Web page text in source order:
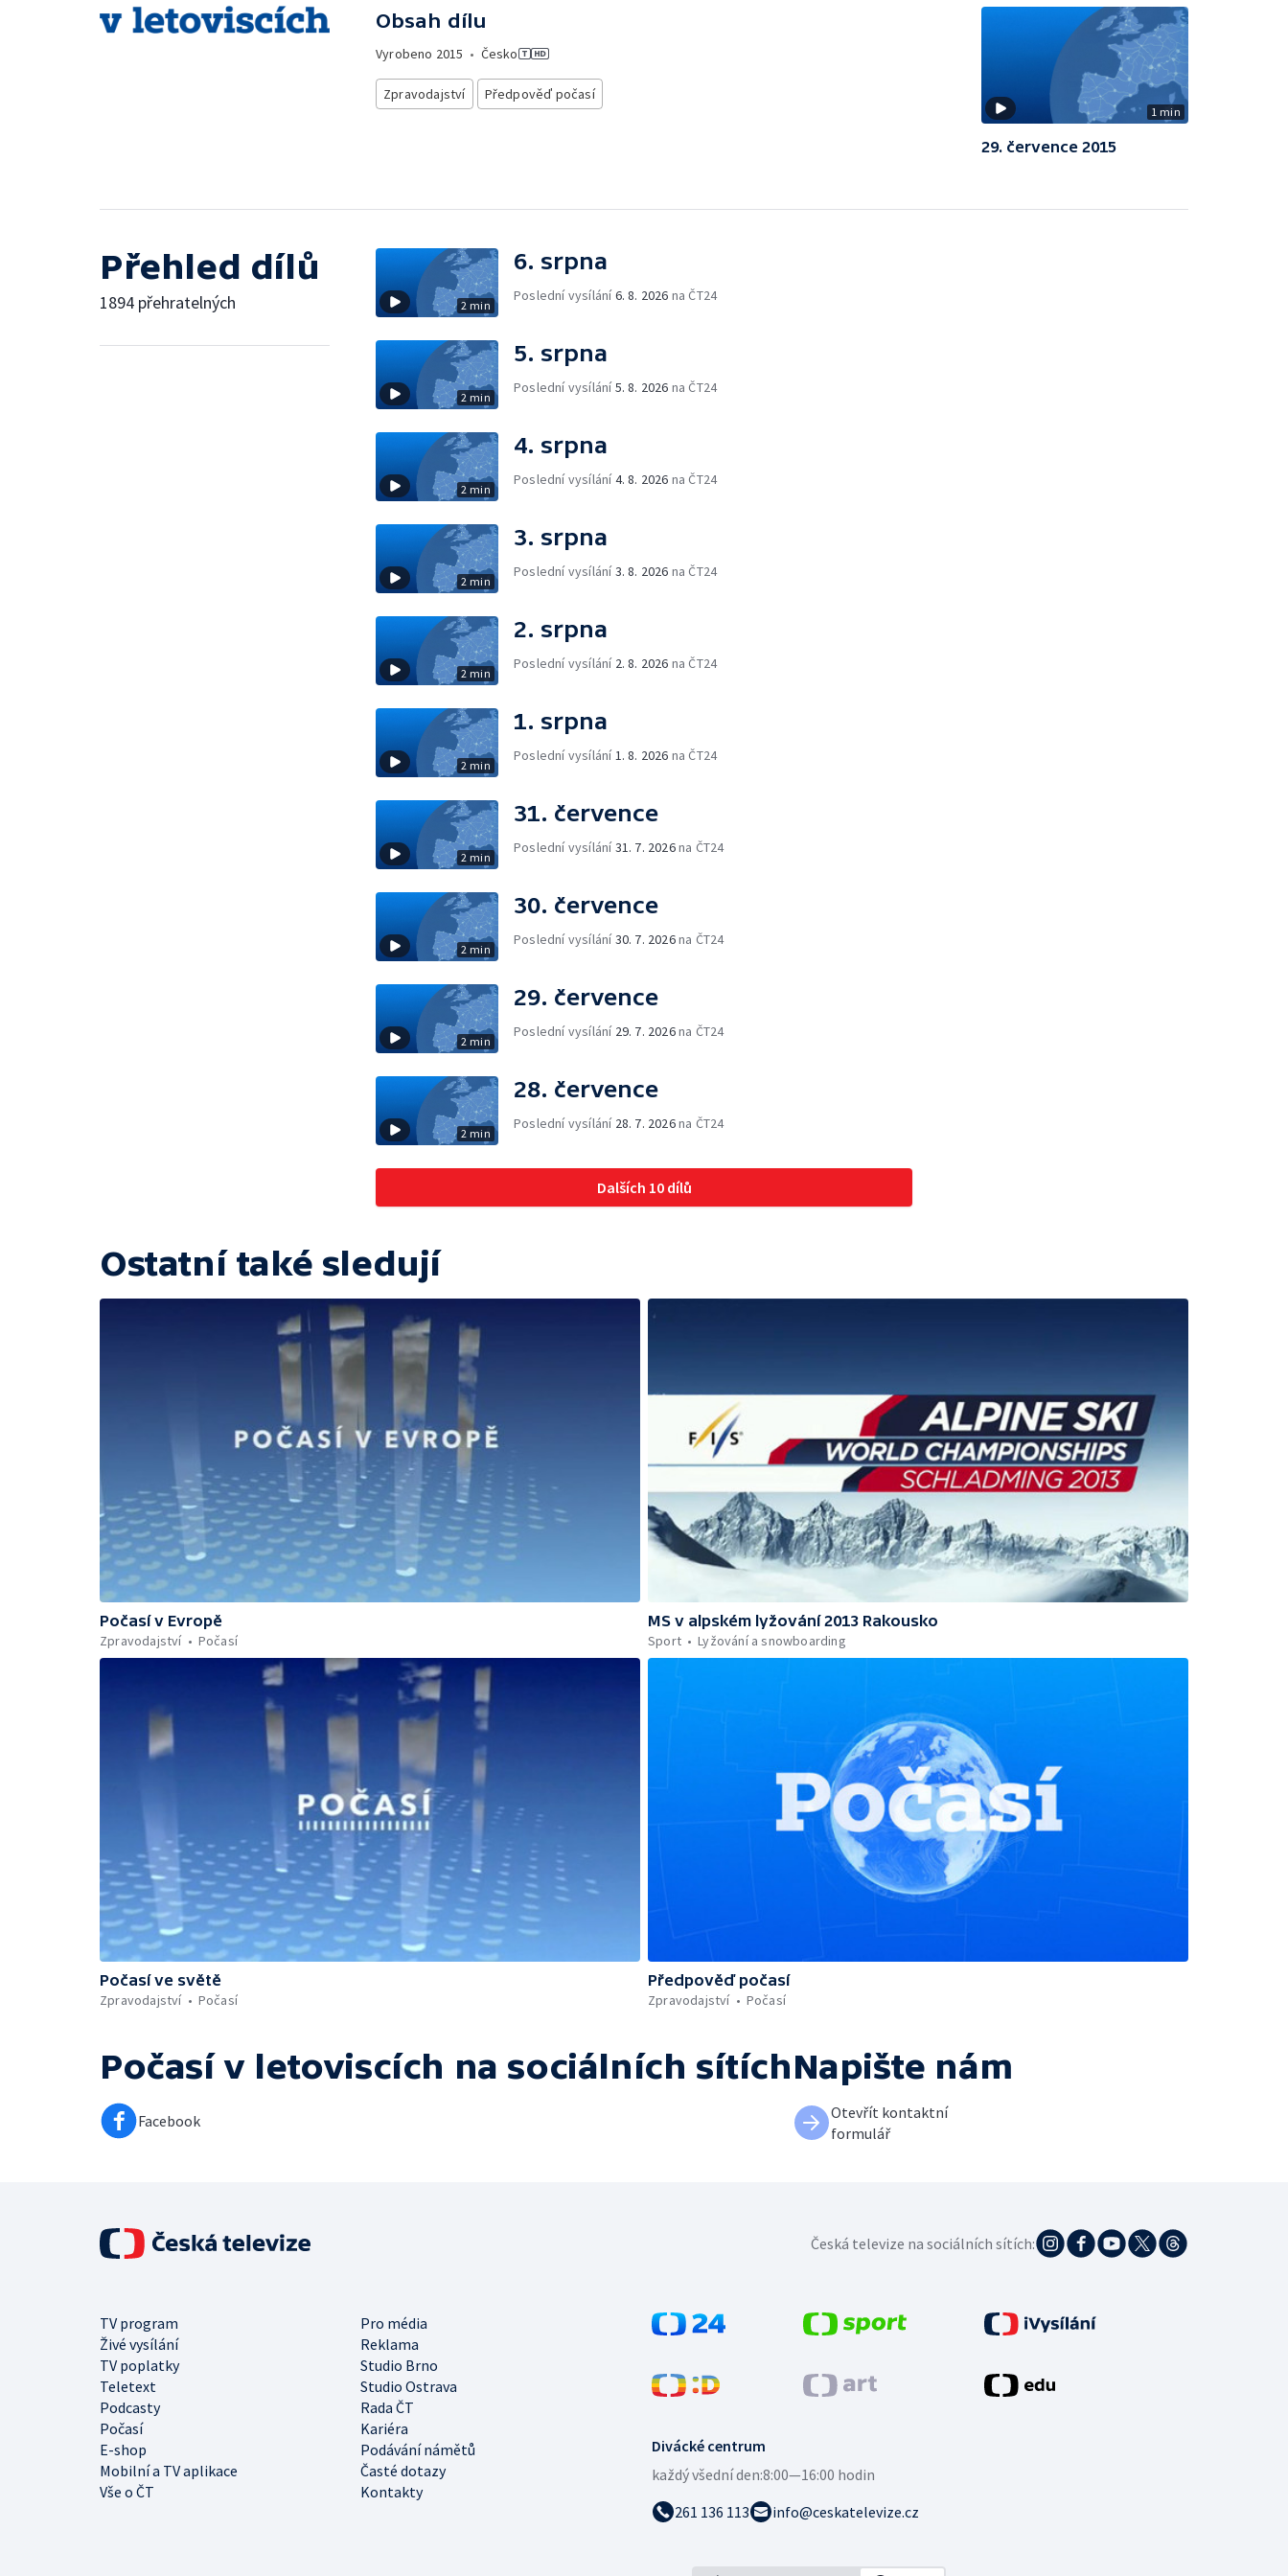
Obsah dílu
Vyrobeno 2015 • Česko
Zpravodajství Předpověď počasí
1 min
29. července 2015
Přehled dílů
1894 přehratelných 2 min
6. srpna
Poslední vysílání6. 8. 2026 na ČT24
2 min
5. srpna
Poslední vysílání5. 8. 2026 na ČT24
2 min
4. srpna
Poslední vysílání4. 8. 2026 na ČT24
2 min
3. srpna
Poslední vysílání3. 8. 2026 na ČT24
2 min
2. srpna
Poslední vysílání 2. 8. 2026 na ČT24
2 min
1. srpna
Poslední vysílání 1. 8. 2026 na ČT24
2 min
31. července
Poslední vysílání31. 7. 2026na ČT24
2 min
30. července
Poslední vysílání30. 7. 2026na ČT24
2 min
29. července
Poslední vysílání 29. 7. 2026na ČT24
2 min
28. července
Poslední vysílání 28. 7. 2026na ČT24
Dalších 10 dílů
Ostatní také sledují
Počasí v Evropě
Zpravodajství
Počasí
MS v alpském lyžování 2013 Rakousko
Sport
Lyžování a snowboarding
Počasí ve světě
Zpravodajství
Počasí
Předpověď počasí
Zpravodajství
Počasí
Počasí v letoviscích na sociálních sítích
Facebook
Napište nám
Otevřít kontaktní
formulář
Divácké centrum
každý všední den:8:00—16:00 hodin
261 136 113
info@ceskatelevize.cz
TV program
Pro média
Živé vysílání
Reklama
TV poplatky
Studio Brno
Teletext
Studio Ostrava
Podcasty
Rada ČT
Počasí
Kariéra
E-shop
Podávání námětů
Mobilní a TV aplikace
Časté dotazy
Vše o ČT
Kontakty
Česká televize na sociálních sítích: